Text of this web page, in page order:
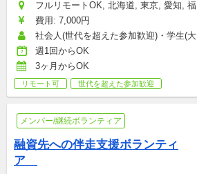
フルリモートOK, 北海道, 東京, 愛知,
費用: 7,000円
社会人(世代を超えた参加歓迎)・学生(
週1回からOK
3ヶ月からOK
リモート可 世代を超えた参加歓迎
メンバー/継続ボランティア
融資先への伴走支援ボランティ
ア